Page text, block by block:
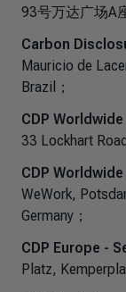
93号万达广场A
Carbon
Mauricio de
Brazil；
CDP
33 Lockhart
CDP
WeWork,
Germany；
CDP Europe -
Platz,